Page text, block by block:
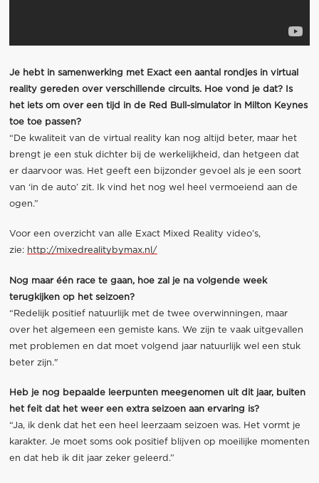
Je hebt in samenwerking met Exact een aantal rondjes in virtual
reality gereden over verschillende circuits. Hoe vond je dat? Is
het iets om over een tijd in de Red Bull-simulator in Milton Keynes
toe toe passen?
“De kwaliteit van de virtual reality kan nog altijd beter, maar het
brengt je een stuk dichter bij de werkelijkheid, dan hetgeen dat
er daarvoor was. Het geeft een bijzonder gevoel als je een soort
van ‘in de auto’ zit. Ik vind het nog wel heel vermoeiend aan de
ogen.”
Voor een overzicht van alle Exact Mixed Reality video’s,
zie: http://mixedrealitybymax.nl/
Nog maar één race te gaan, hoe zal je na volgende week
terugkijken op het seizoen?
“Redelijk positief natuurlijk met de twee overwinningen, maar
over het algemeen een gemiste kans. We zijn te vaak uitgevallen
met problemen en dat moet volgend jaar natuurlijk wel een stuk
beter zijn."
Heb je nog bepaalde leerpunten meegenomen uit dit jaar, buiten
het feit dat het weer een extra seizoen aan ervaring is?
“Ja, ik denk dat het een heel leerzaam seizoen was. Het vormt je
karakter. Je moet soms ook positief blijven op moeilijke momenten
en dat heb ik dit jaar zeker geleerd.”